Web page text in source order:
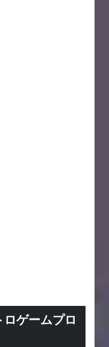
ゲームプロ